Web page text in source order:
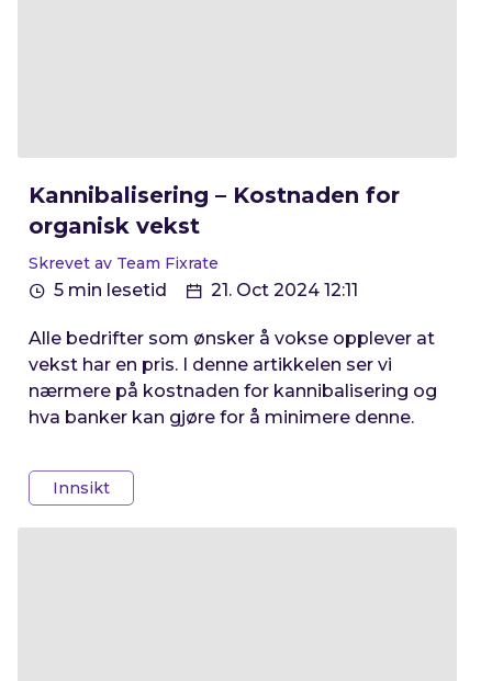
Kannibalisering – Kostnaden for
organisk vekst
Skrevet av Team Fixrate
5 min lesetid 21. Oct 2024 12:11
Alle bedrifter som ønsker å vokse opplever at
vekst har en pris. I denne artikkelen ser vi
nærmere på kostnaden for kannibalisering og
hva banker kan gjøre for å minimere denne.
Innsikt